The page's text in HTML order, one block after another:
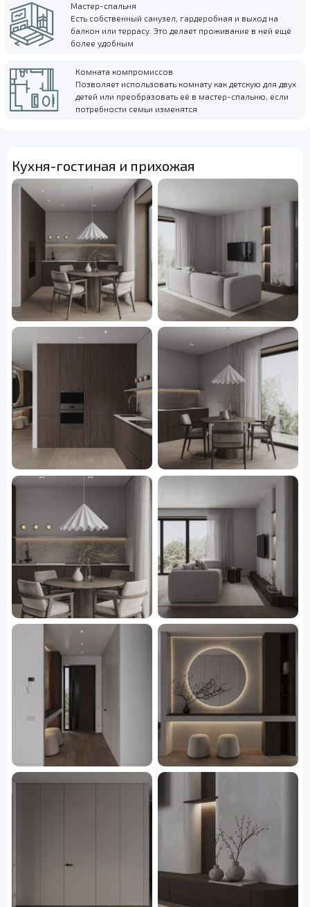
Мастер-спальня
Есть собственный санузел, гардеробная и выход на
балкон или террасу. Это делает проживание в ней ещё
более удобным
Комната компромиссов
Позволяет использовать комнату как детскую для двух
детей или преобразовать её в мастер-спальню, если
потребности семьи изменятся
Кухня-гостиная и прихожая